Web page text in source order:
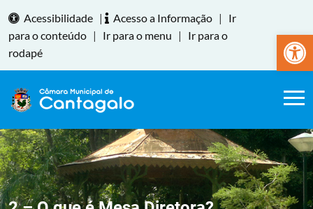
Abrir
Acessibilidade | Acesso a Informação |
Ir
para o conteúdo | Ir para o menu |
Ir para o
rodapé